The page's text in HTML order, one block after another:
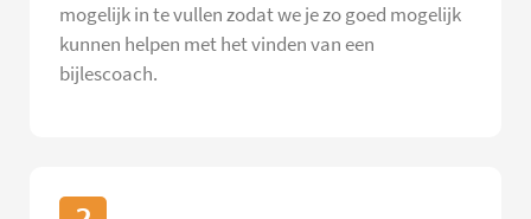
mogelijk in te vullen zodat we je zo goed mogelijk
kunnen helpen met het vinden van een
bijlescoach.